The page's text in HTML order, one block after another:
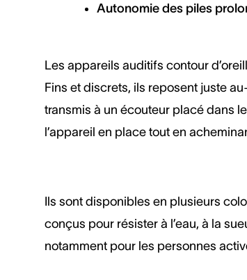
Autonomie des piles
Les appareils auditifs contour
Fins et discrets, ils reposent juste
transmis à un écouteur placé dans
l’appareil en place tout en
Ils sont disponibles en plusieurs
conçus pour résister à l’eau, à la
notamment pour les personnes